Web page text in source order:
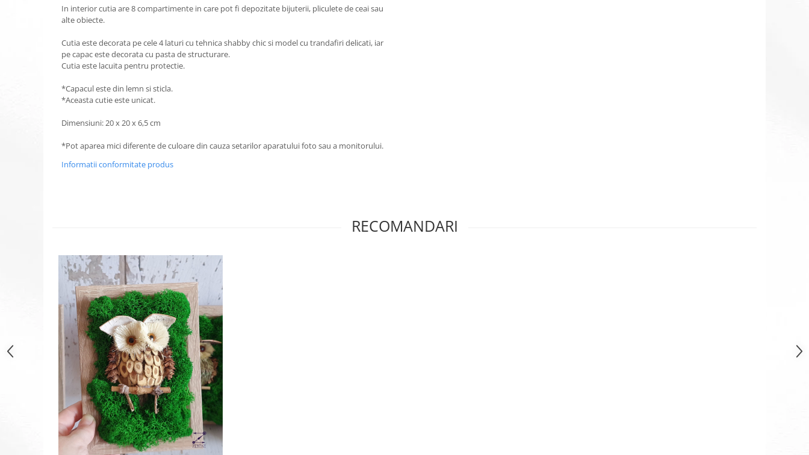
In interior cutia are 8 compartimente in care pot fi depozitate bijuterii, pliculete de ceai sau
alte obiecte.
Cutia este decorata pe cele 4 laturi cu tehnica shabby chic si model cu trandafiri delicati, iar
pe capac este decorata cu pasta de structurare.
Cutia este lacuita pentru protectie.
*Capacul este din lemn si sticla.
*Aceasta cutie este unicat.
Dimensiuni: 20 x 20 x 6,5 cm
*Pot aparea mici diferente de culoare din cauza setarilor aparatului foto sau a monitorului.
Informatii conformitate produs
RECOMANDARI